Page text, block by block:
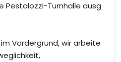
Pestalozzi-Turnhalle ausg
Vordergrund, wir arbeite